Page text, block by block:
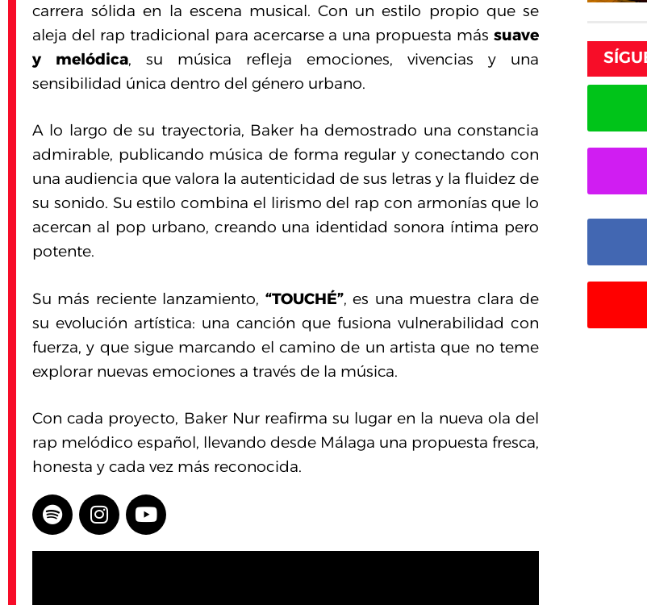
carrera sólida en la escena musical. Con un estilo propio que se
aleja del rap tradicional para acercarse a una propuesta más suave
y melódica, su música refleja emociones, vivencias y una
sensibilidad única dentro del género urbano.
A lo largo de su trayectoria, Baker ha demostrado una constancia
admirable, publicando música de forma regular y conectando con
una audiencia que valora la autenticidad de sus letras y la fluidez de
su sonido. Su estilo combina el lirismo del rap con armonías que lo
acercan al pop urbano, creando una identidad sonora íntima pero
potente.
Su más reciente lanzamiento, “TOUCHÉ”, es una muestra clara de
su evolución artística: una canción que fusiona vulnerabilidad con
fuerza, y que sigue marcando el camino de un artista que no teme
explorar nuevas emociones a través de la música.
Con cada proyecto, Baker Nur reafirma su lugar en la nueva ola del
rap melódico español, llevando desde Málaga una propuesta fresca,
honesta y cada vez más reconocida.